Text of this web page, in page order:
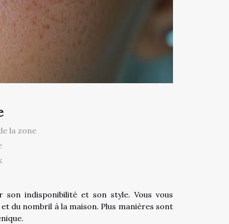
la zone
indisponibilité et son style. Vous vous
du nombril à la maison. Plus manières sont